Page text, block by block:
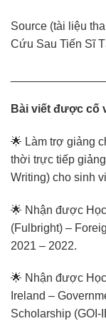
Source (tài liệu
Cứu Sau Tiến Sĩ
Bài viết được cố
🌟 Làm trợ giảng
thời trực tiếp
Writing) cho sinh
🌟 Nhận được
(Fulbright) –
2021 – 2022.
🌟 Nhận được
Ireland –
Scholarship (GOI-